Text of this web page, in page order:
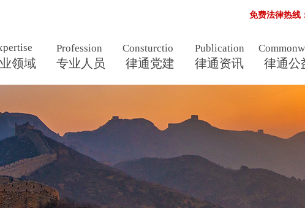
领域 专业人员 律通党建 律通资讯 律通公
免费法律热线
Professional
Profession
als
Publication
s
Consturctio
n